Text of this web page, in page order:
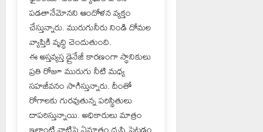
పడతానేమోనని ఆందోళన వ్యక్తం
చేస్తున్నారు. మురుగునీరు నిండి దోమల
వ్యాప్తికి వృద్ధి చెందుతుంది.
ఈ అస్తవ్యస్త డ్రైనేజీ కారణంగా స్థానికులు
ప్రతి రోజూ మురుగు నీటి మధ్య
సహజీవనం సాగిస్తున్నారు. దీంతో
రోగాలకు గురవుతున్న పరిస్థితులు
దాపరిస్తున్నాయి. అధికారులు మాత్రం